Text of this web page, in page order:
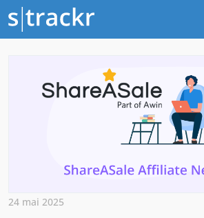
24 mai 2025